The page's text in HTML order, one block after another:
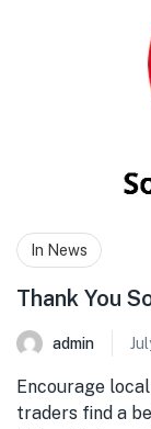
In News
Thank You
admin
Encourage
traders find a